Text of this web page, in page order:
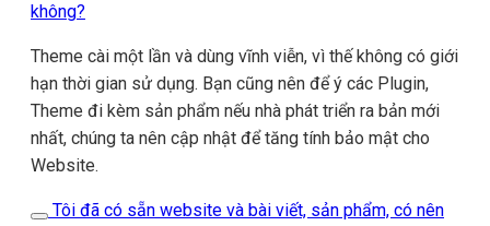
không?
Theme cài một lần và dùng vĩnh viễn, vì thế không có giới
hạn thời gian sử dụng. Bạn cũng nên để ý các Plugin,
Theme đi kèm sản phẩm nếu nhà phát triển ra bản mới
nhất, chúng ta nên cập nhật để tăng tính bảo mật cho
Website.
Tôi đã có sẵn website và bài viết, sản phẩm, có nên